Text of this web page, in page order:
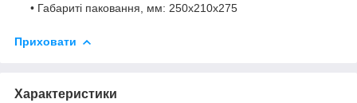
• Габариті паковання, мм: 250х210х275
Приховати
Характеристики